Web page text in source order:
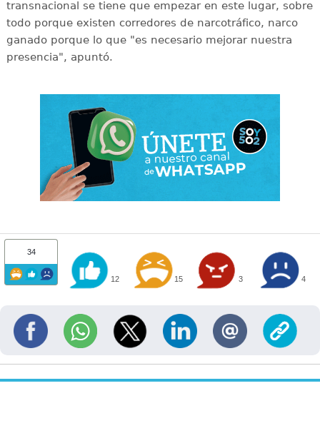
transnacional se tiene que empezar en este lugar, sobre
todo porque existen corredores de narcotráfico, narco
ganado porque lo que "es necesario mejorar nuestra
presencia", apuntó.
34
12 15 3 4